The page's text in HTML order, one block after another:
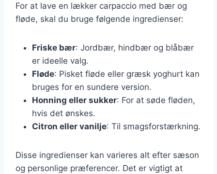
For at lave en lækker carpaccio med bær og
fløde, skal du bruge følgende ingredienser:
Friske bær: Jordbær, hindbær og blåbær
er ideelle valg.
Fløde: Pisket fløde eller græsk yoghurt kan
bruges for en sundere version.
Honning eller sukker: For at søde fløden,
hvis det ønskes.
Citron eller vanilje: Til smagsforstærkning.
Disse ingredienser kan varieres alt efter sæson
og personlige præferencer. Det er vigtigt at